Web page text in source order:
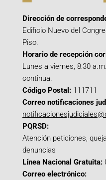
Dirección de
Edificio Nuevo del
Piso.
Horario de recepción
Lunes a viernes, 8:30
continua.
Código Postal: 111711
Correo notificaciones
PQRSD:
Atención peticiones,
denuncias
Línea Nacional Gratuita:
Correo electrónico: